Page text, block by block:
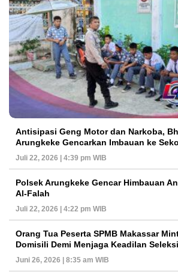
Antisipasi Geng Motor dan Narkoba,
Arungkeke Gencarkan Imbauan ke
Juli 22, 2026 | 4:39 pm WIB
Polsek Arungkeke Gencar Himbauan
Al-Falah
Juli 22, 2026 | 4:22 pm WIB
Orang Tua Peserta SPMB Makassar
Domisili Demi Menjaga Keadilan Seleksi
Juni 26, 2026 | 8:35 am WIB